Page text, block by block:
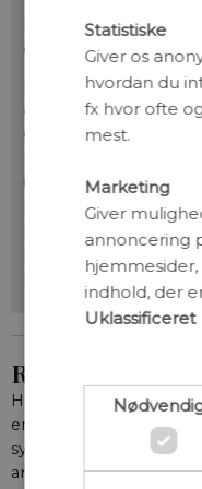
Derudover tåler
eksempel ekstreme
Forskere undersøger
anvendelser,
designes til at
målrette virale
med udvikling af
nanobodies indenfor
proteiner.
Hele formålet med
er at forstå det
symbiosen i
andre afgrødeplanter. I
Statistiske
Giver os
hvordan du
fx hvor ofte
mest.
Marketing
Giver
annoncering
hjemmesider,
indhold, der
Uklassificeret